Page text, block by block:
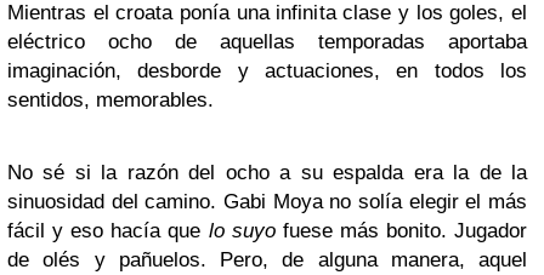
Mientras el croata ponía una infinita clase y los goles, el
eléctrico ocho de aquellas temporadas aportaba
imaginación, desborde y actuaciones, en todos los
sentidos, memorables.
No sé si la razón del ocho a su espalda era la de la
sinuosidad del camino. Gabi Moya no solía elegir el más
fácil y eso hacía que lo suyofuese más bonito. Jugador
de olés y pañuelos. Pero, de alguna manera, aquel